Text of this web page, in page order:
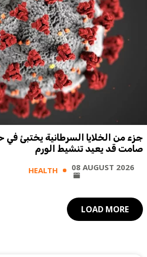
جزء من الخلايا السرطانية يختبئ
صامت قد يعيد تنشيط الورم
HEALTH 08 AUGUST 2026
LOAD MORE